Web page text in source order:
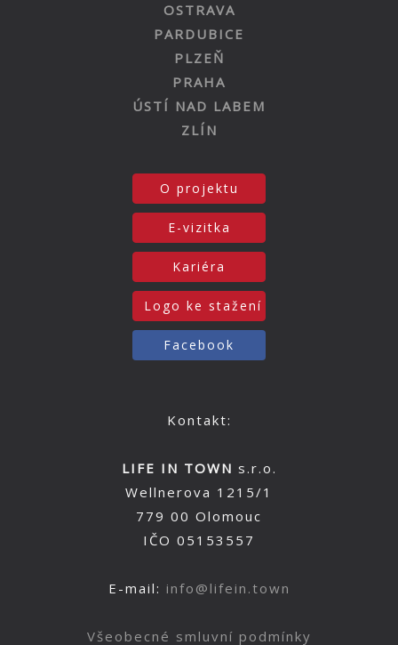
OSTRAVA
PARDUBICE
PLZEŇ
PRAHA
ÚSTÍ NAD LABEM
ZLÍN
O projektu
E-vizitka
Kariéra
Logo ke stažení
Facebook
Kontakt:
LIFE IN TOWN s.r.o.
Wellnerova 1215/1
779 00 Olomouc
IČO 05153557
E-mail: info@lifein.town
Všeobecné smluvní podmínky